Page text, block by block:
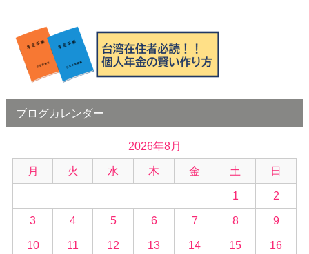
ブログカレンダー
2026年8月
月 火 水 木 金 土 日
1 2
3 4 5 6 7 8 9
10 11 12 13 14 15 16